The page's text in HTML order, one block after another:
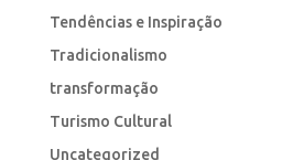
Tendências e Inspiração
Tradicionalismo
transformação
Turismo Cultural
Uncategorized